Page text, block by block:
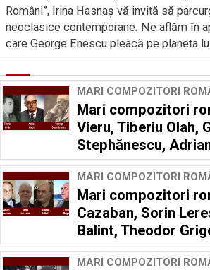
Români”, Irina Hasnaș vă invită să
neoclasice contemporane. Ne aflăm în
care George Enescu pleacă pe planeta
MARI COMPOZITORI
Mari compozitori
Vieru, Tiberiu Olah,
Stephănescu,
MARI COMPOZITORI
Mari compozitori
Cazaban, Sorin
Balint, Theodor
MARI COMPOZITORI